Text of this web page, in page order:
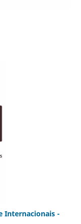
Internacionais -